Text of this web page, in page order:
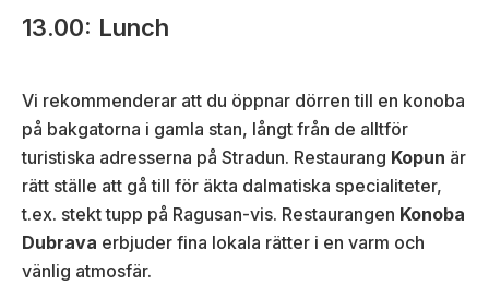
13.00: Lunch
Vi rekommenderar att du öppnar dörren till en konoba
på bakgatorna i gamla stan, långt från de alltför
turistiska adresserna på Stradun. Restaurang Kopun är
rätt ställe att gå till för äkta dalmatiska specialiteter,
t.ex. stekt tupp på Ragusan-vis. Restaurangen Konoba
Dubrava erbjuder fina lokala rätter i en varm och
vänlig atmosfär.